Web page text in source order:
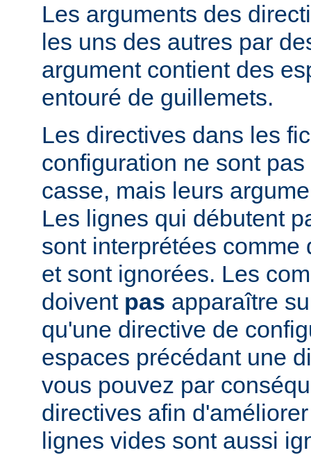
Les arguments des
les uns des autres par
argument contient des
entouré de guillemets.
Les directives dans les
configuration ne sont
casse, mais leurs
Les lignes qui débutent
sont interprétées comme
et sont ignorées. Les
doivent pas apparaître
qu'une directive de
espaces précédant une
vous pouvez par
directives afin
lignes vides sont aussi